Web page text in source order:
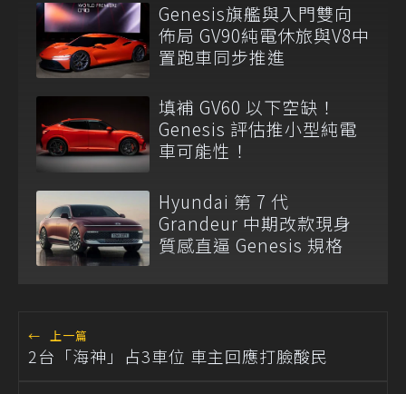
Genesis旗艦與入門雙向
佈局 GV90純電休旅與V8中
置跑車同步推進
填補 GV60 以下空缺！
Genesis 評估推小型純電
車可能性！
Hyundai 第 7 代
Grandeur 中期改款現身
質感直逼 Genesis 規格
← 上一篇
2台「海神」占3車位 車主回應打臉酸民